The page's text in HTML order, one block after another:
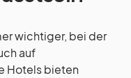
wichtiger, bei der
auf
Hotels bieten